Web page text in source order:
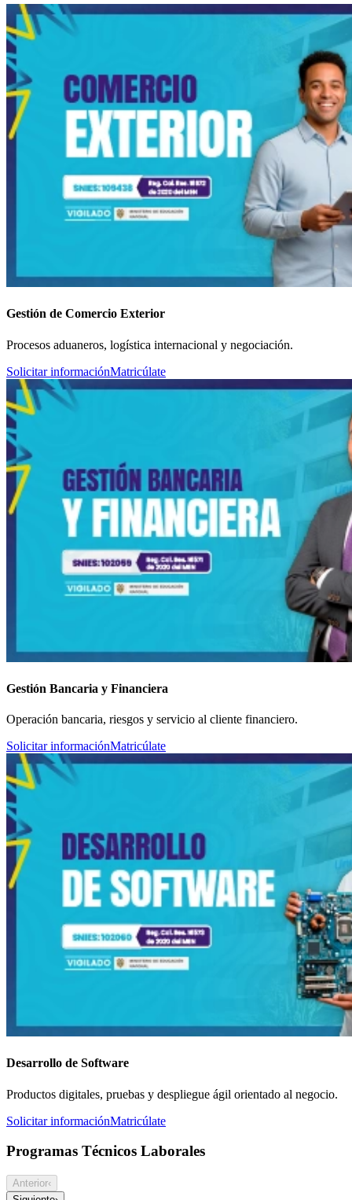
Gestión de Comercio Exterior
Procesos aduaneros, logística internacional y negociación.
Solicitar informaciónMatricúlate
Gestión Bancaria y Financiera
Operación bancaria, riesgos y servicio al cliente financiero.
Solicitar informaciónMatricúlate
Desarrollo de Software
Productos digitales, pruebas y despliegue ágil orientado al negocio.
Solicitar informaciónMatricúlate
Programas Técnicos Laborales
Anterior‹